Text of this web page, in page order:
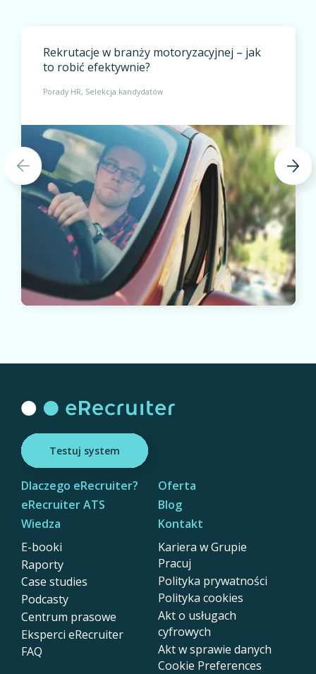
Rekrutacje w branży motoryzacyjnej – jak
to robić efektywnie?
Porady HR Selekcja kandydatów
Testuj system
Dlaczego eRecruiter?
eRecruiter ATS
Wiedza
E-booki
Raporty
Case studies
Podcasty
Centrum prasowe
Eksperci eRecruiter
FAQ
Oferta
Blog
Kontakt
Kariera w Grupie
Pracuj
Polityka prywatności
Polityka cookies
Akt o usługach
cyfrowych
Akt w sprawie danych
Cookie Preferences